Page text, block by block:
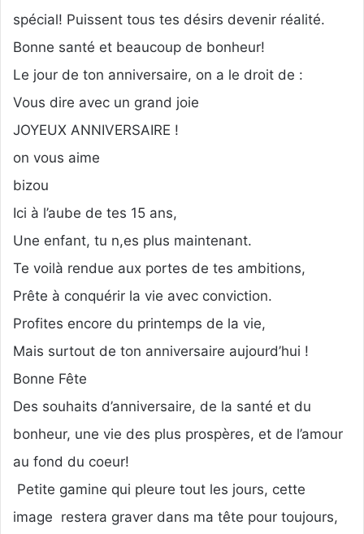
spécial! Puissent tous tes désirs devenir réalité.
Bonne santé et beaucoup de bonheur!
Le jour de ton anniversaire, on a le droit de :
Vous dire avec un grand joie
JOYEUX ANNIVERSAIRE !
on vous aime
bizou
Ici à l’aube de tes 15 ans,
Une enfant, tu n,es plus maintenant.
Te voilà rendue aux portes de tes ambitions,
Prête à conquérir la vie avec conviction.
Profites encore du printemps de la vie,
Mais surtout de ton anniversaire aujourd’hui !
Bonne Fête
Des souhaits d’anniversaire, de la santé et du
bonheur, une vie des plus prospères, et de l’amour
au fond du coeur!
Petite gamine qui pleure tout les jours, cette
image restera graver dans ma tête pour toujours,